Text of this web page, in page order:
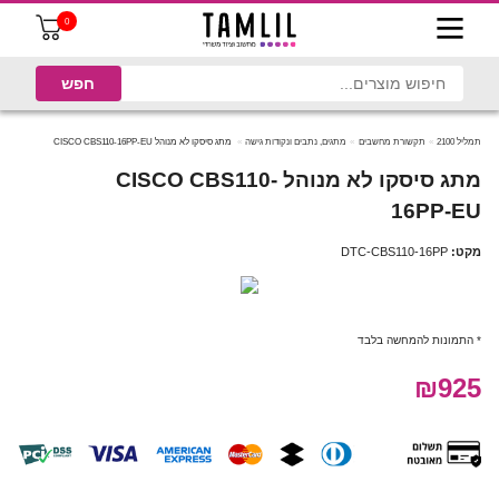
0
תמליל 2100 תקשורת מחשבים מתגים, נתבים ונקודות גישה מתג סיסקו לא מנוהל CISCO CBS110-16PP-EU
מתג סיסקו לא מנוהל CISCO CBS110-
16PP-EU
מקט: DTC-CBS110-16PP
* התמונות להמחשה בלבד
₪925